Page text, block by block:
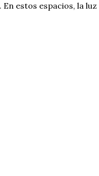
estos espacios, la